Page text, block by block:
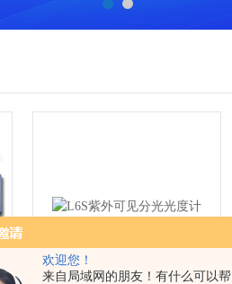
欢迎您！
来自局域网的朋友！有什么可以帮